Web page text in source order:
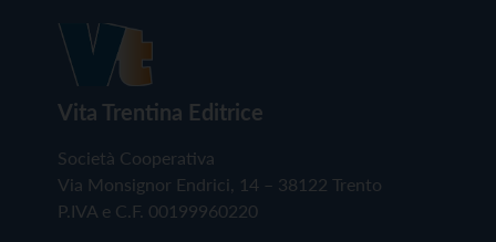
Vita Trentina Editrice
Società Cooperativa
Via Monsignor Endrici, 14 – 38122 Trento
P.IVA e C.F. 00199960220